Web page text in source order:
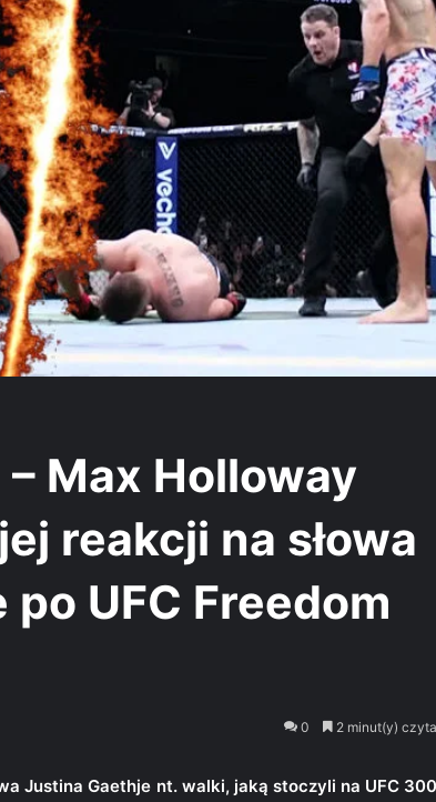
– Max Holloway
reakcji na słowa
UFC Freedom
0 2 minut(y)
Justina Gaethje nt. walki, jaką stoczyli na UFC